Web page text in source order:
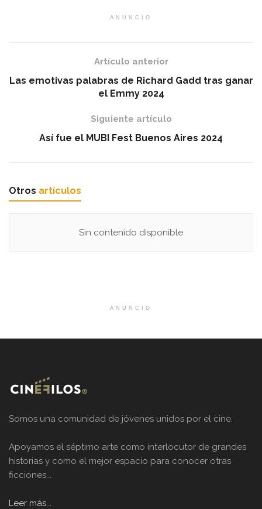
ANUNCIO
Artículo anterior
Las emotivas palabras de Richard Gadd tras ganar
el Emmy 2024
Siguiente artículo
Así fue el MUBI Fest Buenos Aires 2024
Otros artículos
Sin contenido disponible
ANUNCIO
Somos una comunidad de jóvenes unidos por el cine.
Apoyamos el séptimo arte como interlocutor de grandes
historias y como el mejor espacio para conocer otras
ficciones...
Leer más...